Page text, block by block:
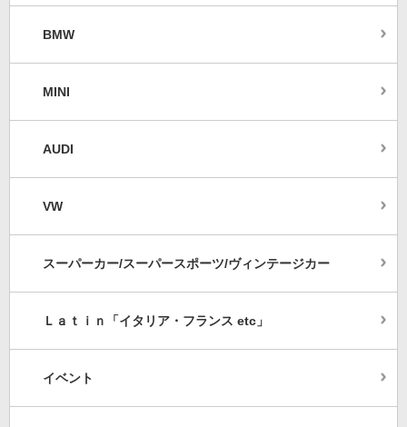
BMW
MINI
AUDI
VW
スーパーカー/スーパースポーツ/ヴィンテージカー
Ｌａｔｉｎ「イタリア・フランス etc」
イベント